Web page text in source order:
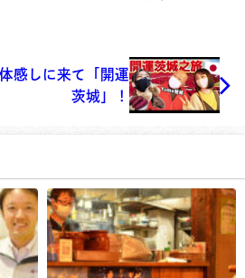
感しに来て「開運
茨城」！